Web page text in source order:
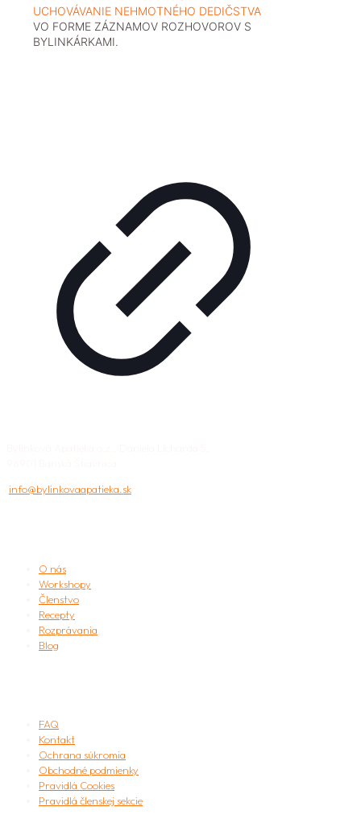
UCHOVÁVANIE NEHMOTNÉHO DEDIČSTVA
VO FORME ZÁZNAMOV ROZHOVOROV S
BYLINKÁRKAMI.
info@bylinkovaapatieka.sk
O nás
Workshopy
Členstvo
Recepty
Rozprávania
Blog
FAQ
Kontakt
Ochrana súkromia
Obchodné podmienky
Pravidlá Cookies
Pravidlá členskej sekcie